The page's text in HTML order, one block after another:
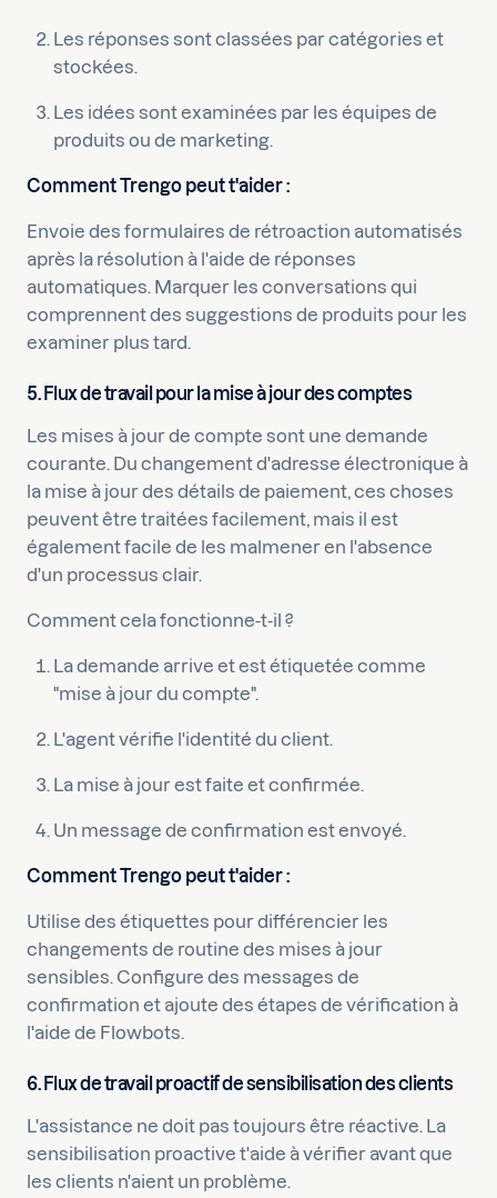
Les réponses sont classées par catégories et
stockées.
Les idées sont examinées par les équipes de
produits ou de marketing.
Comment Trengo peut t'aider :
Envoie des formulaires de rétroaction automatisés
après la résolution à l'aide de réponses
automatiques. Marquer les conversations qui
comprennent des suggestions de produits pour les
examiner plus tard.
5. Flux de travail pour la mise à jour des comptes
Les mises à jour de compte sont une demande
courante. Du changement d'adresse électronique à
la mise à jour des détails de paiement, ces choses
peuvent être traitées facilement, mais il est
également facile de les malmener en l'absence
d'un processus clair.
Comment cela fonctionne-t-il ?
La demande arrive et est étiquetée comme
"mise à jour du compte".
L'agent vérifie l'identité du client.
La mise à jour est faite et confirmée.
Un message de confirmation est envoyé.
Comment Trengo peut t'aider :
Utilise des étiquettes pour différencier les
changements de routine des mises à jour
sensibles. Configure des messages de
confirmation et ajoute des étapes de vérification à
l'aide de Flowbots.
6. Flux de travail proactif de sensibilisation des clients
L'assistance ne doit pas toujours être réactive. La
sensibilisation proactive t'aide à vérifier avant que
les clients n'aient un problème.